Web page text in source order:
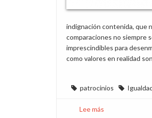
indignación contenida, que
comparaciones no siempre
imprescindibles para
como valores en realidad
patrocinios
Lee más